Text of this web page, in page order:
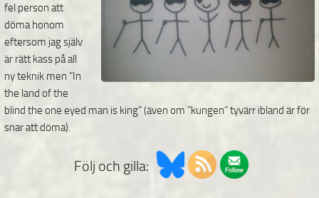
fel person att
döma honom
eftersom jag själv
är rätt kass på all
ny teknik men ”In
the land of the
blind the one eyed man is king” (även om ”kungen” tyvärr ibland är för
snar att döma).
Följ och gilla: